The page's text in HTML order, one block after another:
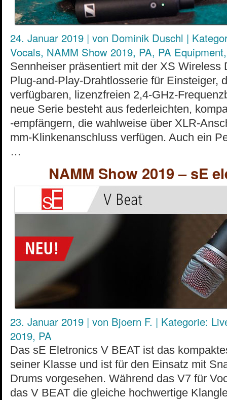
24. Januar 2019 | von Dominik Duschl |
Vocals, NAMM Show 2019, PA, PA Equipment
Sennheiser präsentiert mit der XS Wireless
Plug-and-Play-Drahtlosserie für Einsteiger,
verfügbaren, lizenzfreien 2,4-GHz-
neue Serie besteht aus federleichten,
-empfängern, die wahlweise über XLR-
mm-Klinkenanschluss verfügen. Auch ein
…
NAMM Show 2019 – sE
23. Januar 2019 | von Bjoern F. | Kategorie:
2019, PA
Das sE Eletronics V BEAT ist das
seiner Klasse und ist für den Einsatz mit
Drums vorgesehen. Während das V7 für
das V BEAT die gleiche hochwertige